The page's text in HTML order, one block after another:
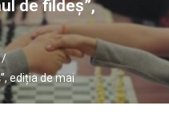
de fildeș”,
ediția de mai